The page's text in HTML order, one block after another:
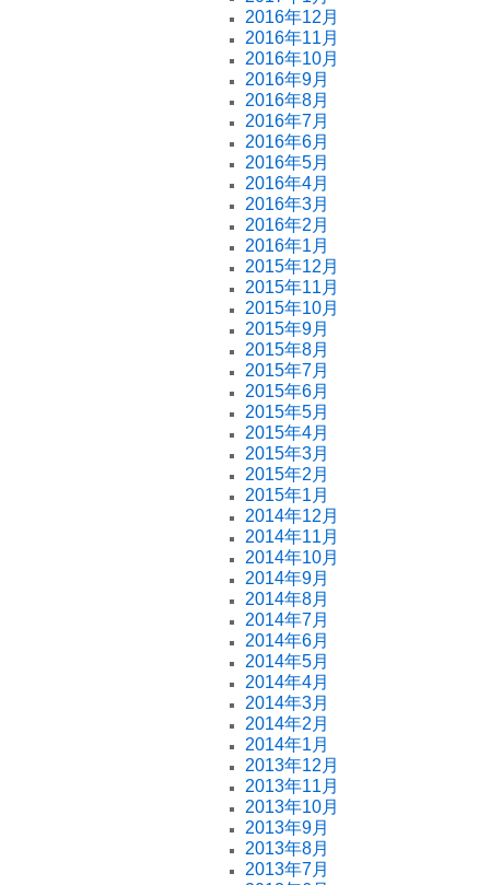
2016年12月
2016年11月
2016年10月
2016年9月
2016年8月
2016年7月
2016年6月
2016年5月
2016年4月
2016年3月
2016年2月
2016年1月
2015年12月
2015年11月
2015年10月
2015年9月
2015年8月
2015年7月
2015年6月
2015年5月
2015年4月
2015年3月
2015年2月
2015年1月
2014年12月
2014年11月
2014年10月
2014年9月
2014年8月
2014年7月
2014年6月
2014年5月
2014年4月
2014年3月
2014年2月
2014年1月
2013年12月
2013年11月
2013年10月
2013年9月
2013年8月
2013年7月